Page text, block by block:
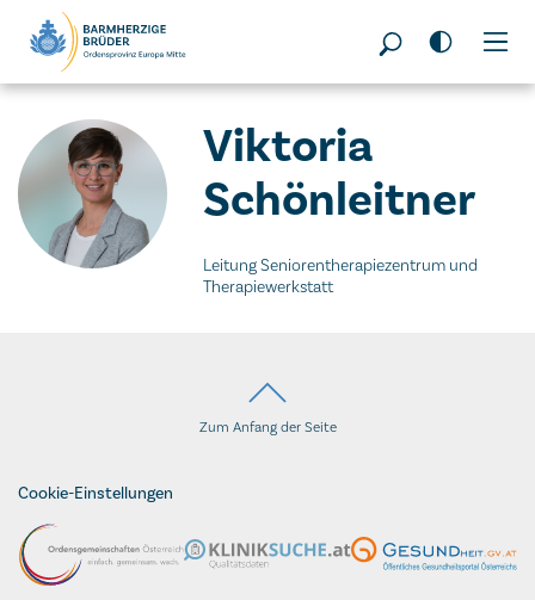
Seitenbereiche:
Viktoria
Schönleitner
Leitung Seniorentherapiezentrum und
Therapiewerkstatt
Zum Anfang der Seite
Cookie-Einstellungen